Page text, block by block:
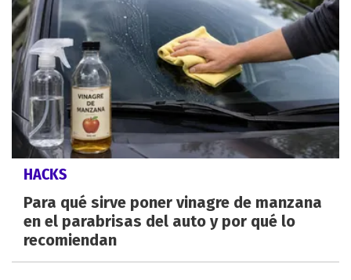
HACKS
Para qué sirve poner vinagre de manzana
en el parabrisas del auto y por qué lo
recomiendan